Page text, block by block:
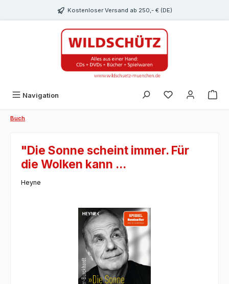
Kostenloser Versand ab 250,- € (DE)
Navigation Du hast 0
Buch
"Die Sonne scheint immer. Für
die Wolken kann ...
Heyne
Bildergalerie überspringen